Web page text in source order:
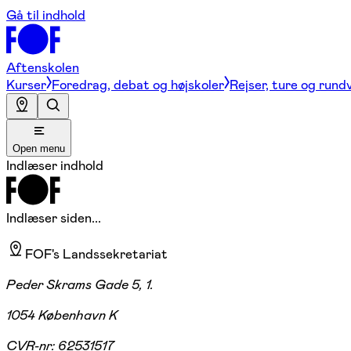
Gå til indhold
Aftenskolen
Kurser Foredrag, debat og højskoler Rejser, ture og
Open menu
Indlæser indhold
Indlæser siden...
FOF's Landssekretariat
Peder Skrams Gade 5, 1.
1054 København K
CVR-nr: 62531517